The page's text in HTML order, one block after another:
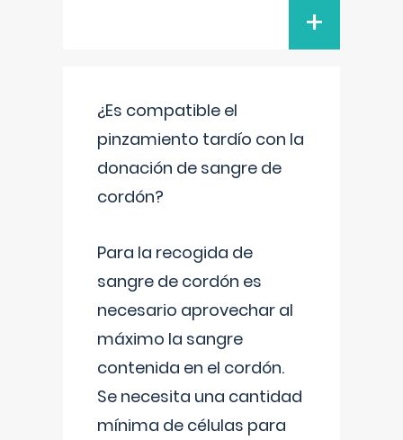
+
¿Es compatible el
pinzamiento tardío con la
donación de sangre de
cordón?
Para la recogida de
sangre de cordón es
necesario aprovechar al
máximo la sangre
contenida en el cordón.
Se necesita una cantidad
mínima de células para